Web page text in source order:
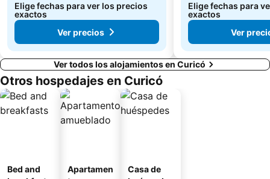
Elige fechas para ver los precios
exactos
Ver precios
Elige fechas para
exactos
Ver
Ver todos los alojamientos en Curicó
Otros hospedajes en Curicó
Bed and
Apartamen
Casa de